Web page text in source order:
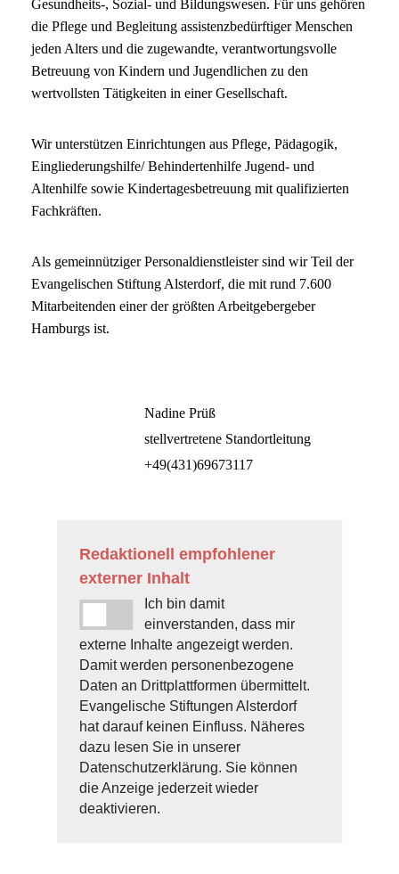
Gesundheits-, Sozial- und Bildungswesen. Für uns gehören
die Pflege und Begleitung assistenzbedürftiger Menschen
jeden Alters und die zugewandte, verantwortungsvolle
Betreuung von Kindern und Jugendlichen zu den
wertvollsten Tätigkeiten in einer Gesellschaft.
Wir unterstützen Einrichtungen aus Pflege, Pädagogik,
Eingliederungshilfe/ Behindertenhilfe Jugend- und
Altenhilfe sowie Kindertagesbetreuung mit qualifizierten
Fachkräften.
Als gemeinnütziger Personaldienstleister sind wir Teil der
Evangelischen Stiftung Alsterdorf, die mit rund 7.600
Mitarbeitenden einer der größten Arbeitgebergeber
Hamburgs ist.
Nadine Prüß
stellvertretene Standortleitung
+49(431)69673117
Redaktionell empfohlener
externer Inhalt
Ich bin damit
einverstanden, dass mir
externe Inhalte angezeigt werden.
Damit werden personenbezogene
Daten an Drittplattformen übermittelt.
Evangelische Stiftungen Alsterdorf
hat darauf keinen Einfluss. Näheres
dazu lesen Sie in unserer
Datenschutzerklärung. Sie können
die Anzeige jederzeit wieder
deaktivieren.